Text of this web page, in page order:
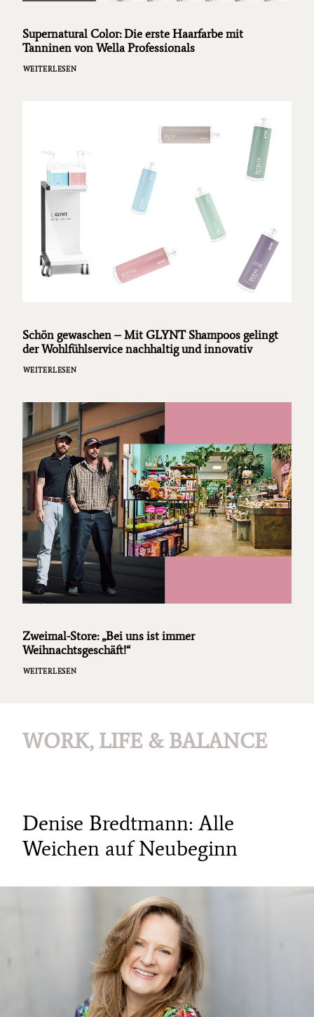
Supernatural Color: Die erste Haarfarbe mit
Tanninen von Wella Professionals
WEITERLESEN
Schön gewaschen – Mit GLYNT Shampoos gelingt
der Wohlfühlservice nachhaltig und innovativ
WEITERLESEN
Zweimal-Store: „Bei uns ist immer
Weihnachtsgeschäft!“
WEITERLESEN
WORK, LIFE & BALANCE
Denise Bredtmann: Alle
Weichen auf Neubeginn